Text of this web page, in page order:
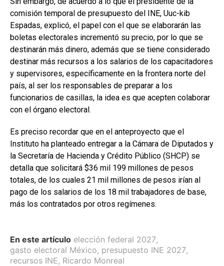
comisión temporal de presupuesto del INE, Uuc-kib
Espadas, explicó, el papel con el que se elaborarán las
boletas electorales incrementó su precio, por lo que se
destinarán más dinero, además que se tiene considerado
destinar más recursos a los salarios de los capacitadores
y supervisores, específicamente en la frontera norte del
país, al ser los responsables de preparar a los
funcionarios de casillas, la idea es que acepten colaborar
con el órgano electoral.
Es preciso recordar que en el anteproyecto que el
Instituto ha planteado entregar a la Cámara de Diputados y
la Secretaría de Hacienda y Crédito Público (SHCP) se
detalla que solicitará $36 mil 199 millones de pesos
totales, de los cuales 21 mil millones de pesos irían al
pago de los salarios de los 18 mil trabajadores de base,
más los contratados por otros regímenes.
En este artículo elección federal 2027,
gasto electoral México, presupuesto INE 2027,
recursos INE, Ricardo Monreal